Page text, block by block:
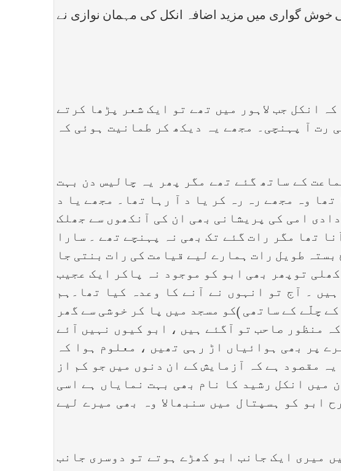
گواری میں مزید اضافہ انکل کی مہمان نوازی نے
جب لاہور میں تھے تو ایک شعر پڑھا کرتے
رت آ پہنچی۔ مجھے یہ دیکھ کر طمانیت ہوئی کہ
کے ساتھ گئے تھے مگر پھر یہ چالیس دن بہت
وہ مجھے رہ رہ کر یا د آ رہا تھا۔ مجھے یا د
امی کی پریشانی بھی ان کی آنکھوں سے جھلک
تھا مگر رات گئے تک بھی نہ پہنچے تھے ۔ سارا
طویل رات ہمارے لیے قیامت کی رات بنتی جا
کھلی توپھر بھی ابو کو موجود نہ پاکر ایک عجیب
۔ آج تو انہوں نے آنے کا وعدہ کیا تھا۔ہم
چلّے کے ساتھی )کو مسجد میں پا کر خوشی سے گھر
منظور صاحب تو آگئے ہیں ، ابو کیوں نہیں آئے
پر بھی ہوائیاں اڑ رہی تھیں ، معلوم ہوا کہ
مقصود ہے کہ آزمایش کے ان دنوں میں جو کم از
میں انکل رشید کا نام بھی بہت نمایاں ہے اسی
ابو کو ہسپتال میں سنبھالا وہ بھی میرے لیے
ایک جانب ابو کھڑے ہوتے تو دوسری جانب